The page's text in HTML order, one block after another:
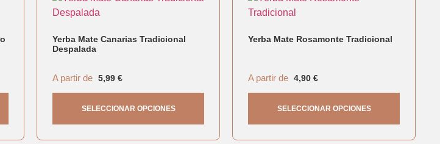
Yerba Mate Canarias Tradicional
Despalada
A partir de 5,99 €
SELECCIONAR OPCIONES
Yerba Mate Rosamonte Tradicional
A partir de 4,90 €
SELECCIONAR OPCIONES